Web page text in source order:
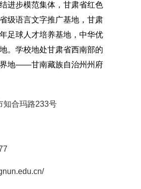
进步模范集体，甘肃省红色
级语言文字推广基地，甘肃
足球人才培养基地，中华优
。学校地处甘肃省西南部的
地——甘南藏族自治州州府
知合玛路233号